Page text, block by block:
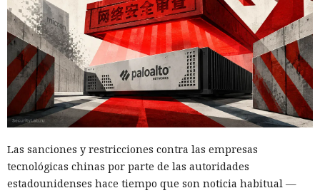
Las sanciones y restricciones contra las empresas
tecnológicas chinas por parte de las autoridades
estadounidenses hace tiempo que son noticia habitual —